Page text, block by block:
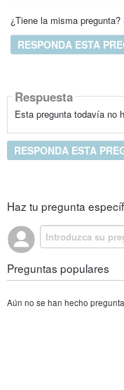
¿Tiene la misma pregunta?
RESPONDA ESTA
Respuesta
Esta pregunta todavía no
RESPONDA ESTA
Haz tu pregunta
Preguntas populares
Aún no se han hecho